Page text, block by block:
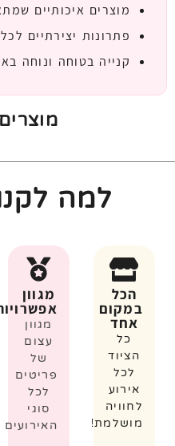
מוצרים איכותיים
פתרונות יצירתיים
קנייה בטוחה ונוחה
למה
הכל
במקום
אחד
כל
הציוד
לכל
אירוע
לחוויה
מושלמת!
מגוון
מגוון
עצום
של
פריטים
לכל
סוגי
האירועים